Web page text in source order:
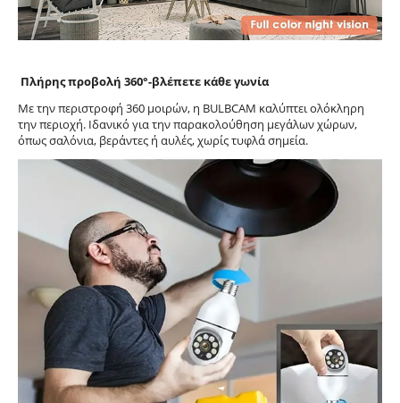
Πλήρης προβολή 360°-βλέπετε κάθε γωνία
Με την περιστροφή 360 μοιρών, η BULBCAM καλύπτει ολόκληρη
την περιοχή. Ιδανικό για την παρακολούθηση μεγάλων χώρων,
όπως σαλόνια, βεράντες ή αυλές, χωρίς τυφλά σημεία.